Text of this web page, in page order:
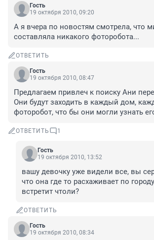
Гость
19 октября 2010, 09:20
А я вчера по новостям смотрела, что
составляла никакого фоторобота...
ОТВЕТИТЬ
Гость
19 октября 2010, 08:47
Предлагаем привлеч к поиску Ани
Они будут заходить в каждый дом,
фоторобот, что бы они могли узнать
ОТВЕТИТЬ 1
Гость
19 октября 2010, 13:52
вашу девочку уже видели все, вы
что она где то расхаживает по
встретит чтоли?
ОТВЕТИТЬ
Гость
19 октября 2010, 08:34